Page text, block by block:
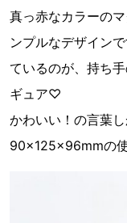
真っ赤なカラーの
ンプルなデザイン
ているのが、持ち
ギュア♡
かわいい！の言葉し
90×125×96mmの使